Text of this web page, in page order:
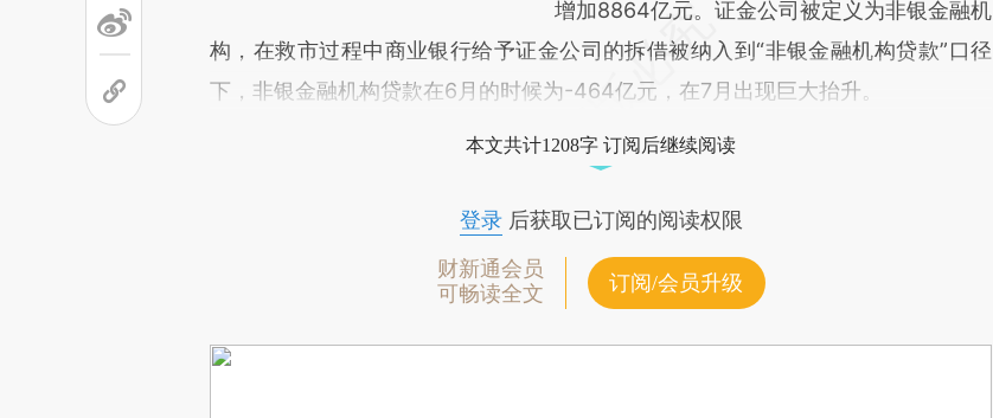
增加8864亿元。证金公司被定义为非银金融机
构，在救市过程中商业银行给予证金公司的拆借被纳入到“非银金融机构贷款”口径
下，非银金融机构贷款在6月的时候为-464亿元，在7月出现巨大抬升。
本文共计1208字 订阅后继续阅读
登录后获取已订阅的阅读权限
财新通会员
可畅读全文
订阅/会员升级